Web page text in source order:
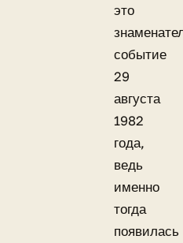
это
событие
29
августа
1982
года,
ведь
именно
тогда
появилась